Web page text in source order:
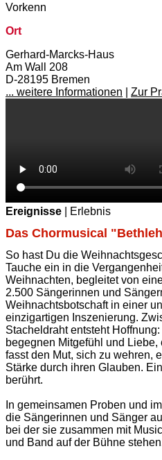
Vorkenn
Ort
Gerhard-Marcks-Haus
Am Wall 208
D-28195 Bremen
... weitere Informationen
Zur
Ereignisse | Erlebnis
Das Chormusical
So hast Du die
Tauche ein in die
Weihnachten, begleitet von
2.500 Sängerinnen und
Weihnachtsbotschaft in einer
einzigartigen Inszenierung.
Stacheldraht entsteht
begegnen Mitgefühl und
fasst den Mut, sich zu wehren,
Stärke durch ihren Glauben.
berührt.
In gemeinsamen Proben und
die Sängerinnen und Sänger
bei der sie zusammen mit
und Band auf der Bühne